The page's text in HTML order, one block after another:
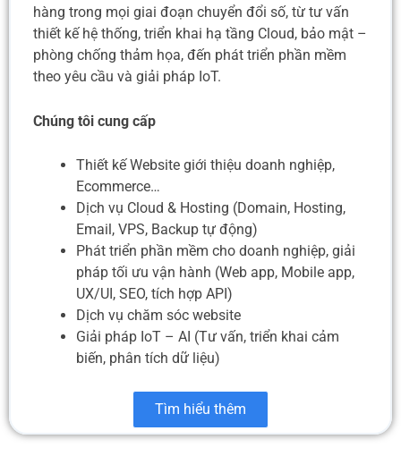
hàng trong mọi giai đoạn chuyển đổi số, từ tư vấn
thiết kế hệ thống, triển khai hạ tầng Cloud, bảo mật –
phòng chống thảm họa, đến phát triển phần mềm
theo yêu cầu và giải pháp IoT.
Chúng tôi cung cấp
Thiết kế Website giới thiệu doanh nghiệp,
Ecommerce…
Dịch vụ Cloud & Hosting (Domain, Hosting,
Email, VPS, Backup tự động)
Phát triển phần mềm cho doanh nghiệp, giải
pháp tối ưu vận hành (Web app, Mobile app,
UX/UI, SEO, tích hợp API)
Dịch vụ chăm sóc website
Giải pháp IoT – AI (Tư vấn, triển khai cảm
biến, phân tích dữ liệu)
Tìm hiểu thêm